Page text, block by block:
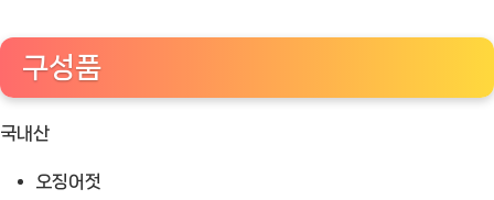
구성품
국내산
오징어젓